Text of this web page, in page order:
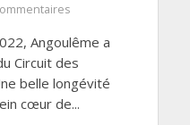
Angoulême a
Circuit des
belle longévité
cœur de...